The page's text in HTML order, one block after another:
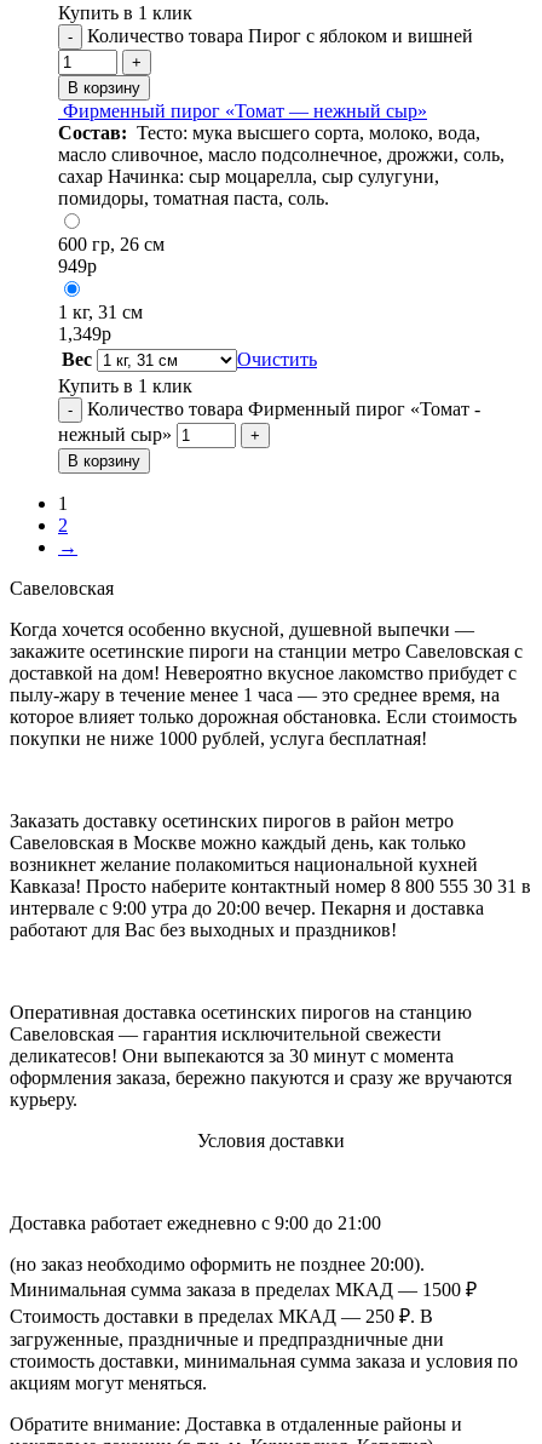
Купить в 1 клик
- Количество товара Пирог с яблоком и вишней
+
В корзину
Фирменный пирог «Томат — нежный сыр»
Состав: Тесто: мука высшего сорта, молоко, вода,
масло сливочное, масло подсолнечное, дрожжи, соль,
сахар Начинка: сыр моцарелла, сыр сулугуни,
помидоры, томатная паста, соль.
600 гр, 26 см
949р
1 кг, 31 см
1,349р
Вес
Очистить
Купить в 1 клик
-
Количество товара Фирменный пирог «Томат -
нежный сыр»
+
В корзину
1
2
→
Савеловская
Когда хочется особенно вкусной, душевной выпечки —
закажите осетинские пироги на станции метро Савеловская с
доставкой на дом! Невероятно вкусное лакомство прибудет с
пылу-жару в течение менее 1 часа — это среднее время, на
которое влияет только дорожная обстановка. Если стоимость
покупки не ниже 1000 рублей, услуга бесплатная!
Заказать доставку осетинских пирогов в район метро
Савеловская в Москве можно каждый день, как только
возникнет желание полакомиться национальной кухней
Кавказа! Просто наберите контактный номер 8 800 555 30 31 в
интервале с 9:00 утра до 20:00 вечер. Пекарня и доставка
работают для Вас без выходных и праздников!
Оперативная доставка осетинских пирогов на станцию
Савеловская — гарантия исключительной свежести
деликатесов! Они выпекаются за 30 минут с момента
оформления заказа, бережно пакуются и сразу же вручаются
курьеру.
Условия доставки
Доставка работает ежедневно с 9:00 до 21:00
(но заказ необходимо оформить не позднее 20:00).
Минимальная сумма заказа в пределах МКАД — 1500 ₽
Стоимость доставки в пределах МКАД — 250 ₽. В
загруженные, праздничные и предпраздничные дни
стоимость доставки, минимальная сумма заказа и условия по
акциям могут меняться.
Обратите внимание: Доставка в отдаленные районы и